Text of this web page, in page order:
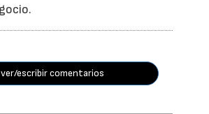
ver/escribir comentarios